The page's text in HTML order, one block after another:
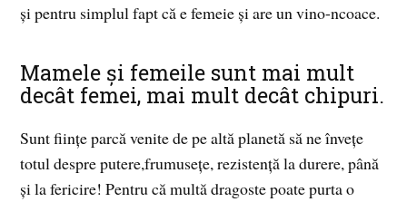
și pentru simplul fapt că e femeie și are un vino-ncoace.
Mamele și femeile sunt mai mult
decât femei, mai mult decât chipuri.
Sunt ființe parcă venite de pe altă planetă să ne învețe
totul despre putere,frumusețe, rezistență la durere, până
și la fericire! Pentru că multă dragoste poate purta o